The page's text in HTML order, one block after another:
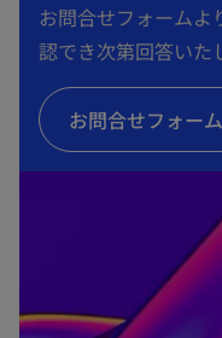
お問合せフォーム
認でき次第回答いた
お問合せフォーム